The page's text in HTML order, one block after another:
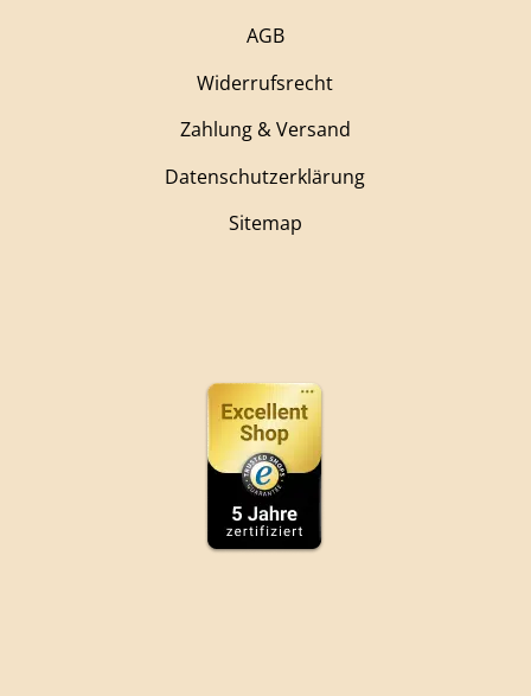
AGB
Widerrufsrecht
Zahlung & Versand
Datenschutzerklärung
Sitemap